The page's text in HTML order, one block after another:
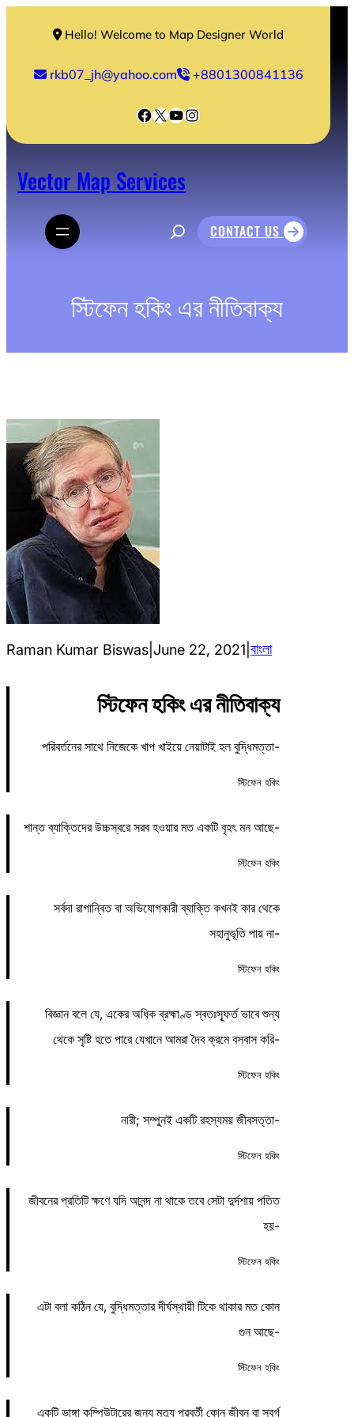
Hello! Welcome to Map Designer World
rkb07_jh@yahoo.com +8801300841136
Facebook
X YouTube
Instagram
Vector Map Services
CONTACT US
স্টিফেন হকিং এর নীতিবাক্য
Raman Kumar Biswas June 22, 2021 বাংলা
স্টিফেন হকিং এর নীতিবাক্য
পরিবর্তনের সাথে নিজেকে খাপ খাইয়ে নেয়াটাই হল বুদ্ধিমত্তা-
স্টিফেন হকিং
শান্ত ব্যাক্তিদের উচ্চস্বরে সরব হওয়ার মত একটি বৃহৎ মন আছে-
স্টিফেন হকিং
সর্বদা রাগান্বিত বা অভিযোগকারী ব্যাক্তি কখনই কার থেকে
সহানুভূতি পায় না-
স্টিফেন হকিং
বিজ্ঞান বলে যে, একের অধিক ব্রহ্মাণ্ড স্বতঃস্ফূর্ত ভাবে শুন্য
থেকে সৃষ্টি হতে পারে যেখানে আমরা দৈব ক্রমে বসবাস করি-
স্টিফেন হকিং
নারী; সম্পুনই একটি রহস্যময় জীবসত্তা-
স্টিফেন হকিং
জীবনের প্রতিটি ক্ষণে যদি আনন্দ না থাকে তবে সেটা দুর্দশায় পতিত
হয়-
স্টিফেন হকিং
এটা বলা কঠিন যে, বুদ্ধিমত্তার দীর্ঘস্থায়ী টিকে থাকার মত কোন
গুন আছে-
স্টিফেন হকিং
একটি ভাঙ্গা কম্পিউটারের জন্য মৃত্যু পরবর্তী কোন জীবন বা স্বর্গ